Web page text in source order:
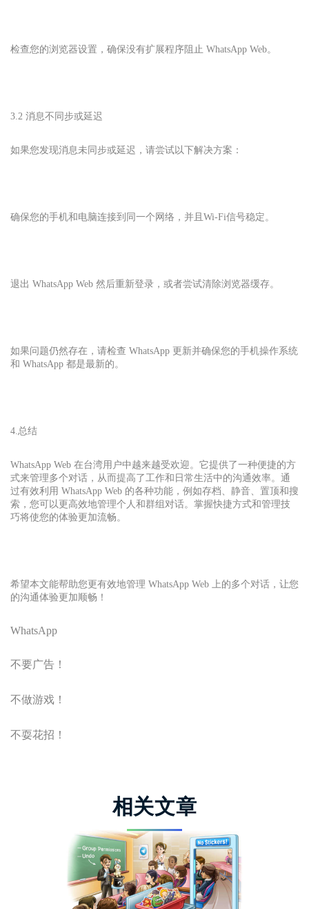
检查您的浏览器设置，确保没有扩展程序阻止 WhatsApp Web。
3.2 消息不同步或延迟
如果您发现消息未同步或延迟，请尝试以下解决方案：
确保您的手机和电脑连接到同一个网络，并且Wi-Fi信号稳定。
退出 WhatsApp Web 然后重新登录，或者尝试清除浏览器缓存。
如果问题仍然存在，请检查 WhatsApp 更新并确保您的手机操作系统
和 WhatsApp 都是最新的。
4.总结
WhatsApp Web 在台湾用户中越来越受欢迎。它提供了一种便捷的方
式来管理多个对话，从而提高了工作和日常生活中的沟通效率。通
过有效利用 WhatsApp Web 的各种功能，例如存档、静音、置顶和搜
索，您可以更高效地管理个人和群组对话。掌握快捷方式和管理技
巧将使您的体验更加流畅。
希望本文能帮助您更有效地管理 WhatsApp Web 上的多个对话，让您
的沟通体验更加顺畅！
WhatsApp
不要广告！
不做游戏！
不耍花招！
相关文章